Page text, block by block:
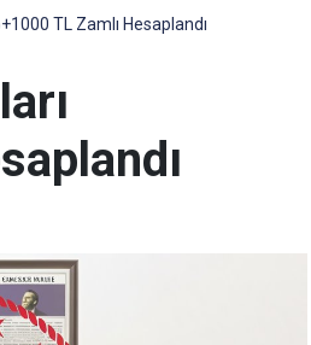
TL Zamlı Hesaplandı